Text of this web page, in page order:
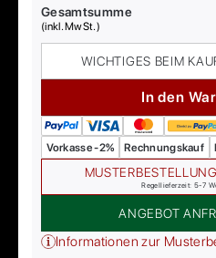
Gesamtsumme
(inkl. MwSt.)
WICHTIGES BEIM
In den
Vorkasse -2% Rechnungskauf
Regellieferzeit: 5-7
ANGEBOT
Informationen zur